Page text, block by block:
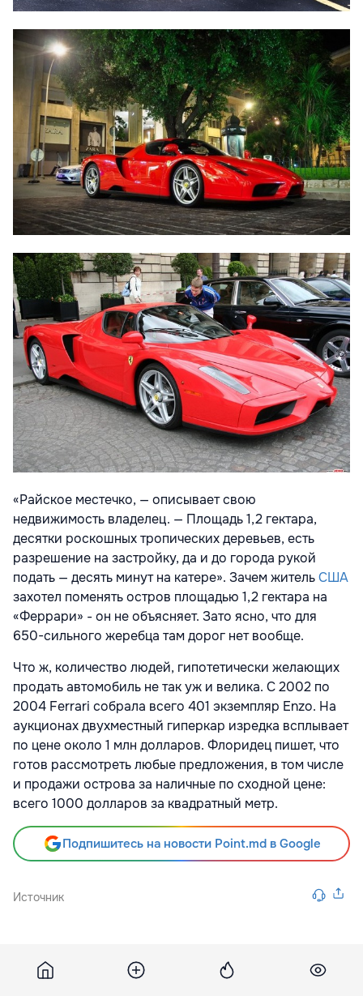
«Райское местечко, — описывает свою
недвижимость владелец. — Площадь 1,2 гектара,
десятки роскошных тропических деревьев, есть
разрешение на застройку, да и до города рукой
подать — десять минут на катере». Зачем жительСША
захотел поменять остров площадью 1,2 гектара на
«Феррари» - он не объясняет. Зато ясно, что для
650-сильного жеребца там дорог нет вообще.
Что ж, количество людей, гипотетически желающих
продать автомобиль не так уж и велика. С 2002 по
2004 Ferrari собрала всего 401 экземпляр Enzo. На
аукционах двухместный гиперкар изредка всплывает
по цене около 1 млн долларов. Флоридец пишет, что
готов рассмотреть любые предложения, в том числе
и продажи острова за наличные по сходной цене:
всего 1000 долларов за квадратный метр.
Подпишитесь на новости Point.md в Google
Источник